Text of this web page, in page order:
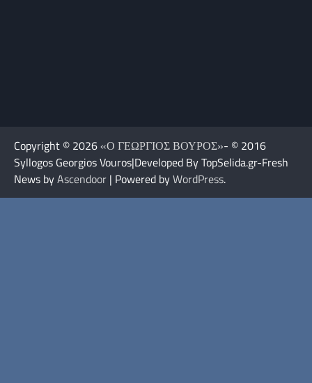
Copyright © 2026«Ο ΓΕΩΡΓΙΟΣ ΒΟΥΡΟΣ»- © 2016
Syllogos Georgios Vouros|Developed By TopSelida.gr-Fresh
News byAscendoor | Powered byWordPress.